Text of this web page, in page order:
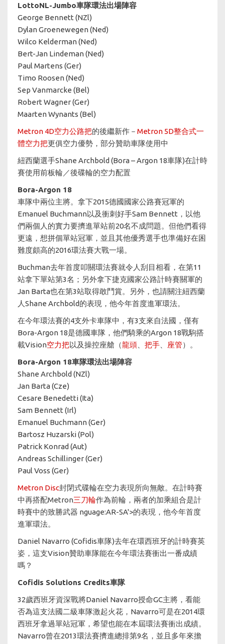
LottoNL-Jumbo車隊環法出場陣容​​​​​​​
George Bennett (NZl)
Dylan Groenewegen (Ned)
Wilco Kelderman (Ned)
Bert-Jan Lindeman (Ned)
Paul Martens (Ger)
Timo Roosen (Ned)
Sep Vanmarcke (Bel)
Robert Wagner (Ger)
Maarten Wynants (Bel)
Metron 4D空力公路把的後繼新作－ Metron 5D整合式一
體空力把更俱空力優勢，部分贊助車隊使用中
紐西蘭選手Shane Archbold (Bora – Argon 18車隊)在計時
賽使用前板輪／後碟輪的空力配置
Bora-Argon 18
車隊中兩位主將。拿下2015德國國家公路賽冠軍的
Emanuel Buchmann以及衝刺好手Sam Bennett，以他
們兩個人的實力要擠進單站前20名不成問題。但他們看得
更遠，想拼個單站冠軍，並且其他優秀選手也準備好在困
難度頗高的2016環法賽大戰一場。
Buchman去年首度叩關環法賽就令人刮目相看，在第11
站拿下單站第3名；另外拿下捷克國家公路計時賽關軍的
Jan Barta也在第3站取得敢鬥賞。另外，也請關注紐西蘭
人Shane Archbold的表現，他今年首度進軍環法。
在今年環法賽的4支外卡車隊中，有3支來自法國，僅有
Bora-Argon 18是德國車隊，他們騎乘的Argon 18戰駒搭
載Vision空力把以及操控座艙（龍頭 把手 座管）。
Bora-Argon 18車隊環法出場陣容​​​​​​​
Shane Archbold (NZl)
Jan Barta (Cze)
Cesare Benedetti (Ita)
Sam Bennett (Irl)
Emanuel Buchmann (Ger)
Bartosz Huzarski (Pol)
Patrick Konrad (Aut)
Andreas Schillinger (Ger)
Paul Voss (Ger)
Metron Disc封閉式碟輪在空力表現所向無敵。在計時賽
中再搭配Metron三刀輪作為前輪，兩者的加乘組合是計
時賽中的致勝武器 nguage:AR-SA'>的表現，他今年首度
進軍環法。
Daniel Navarro (Cofidis車隊)去年在環西班牙的計時賽英
姿，這支Vision贊助車隊能在今年環法賽衝出一番成績
嗎？
Cofidis Solutions Credits車隊
32歲西班牙資深戰將Daniel Navarro授命GC主將，看能
否為這支法國二級車隊激起火花，Navarro可是在2014環
西班牙拿過單站冠軍，希望也能在本屆環法賽衝出成績。
Navarro曾在2013環法賽擠進總排第9名，並且多年來擔